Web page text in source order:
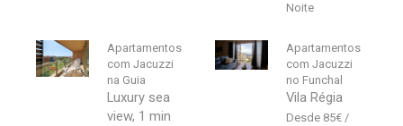
Apartamentos
com Jacuzzi
na Guia
Luxury sea
view, 1 min
Apartamentos
com Jacuzzi
no Funchal
Vila Régia
85€